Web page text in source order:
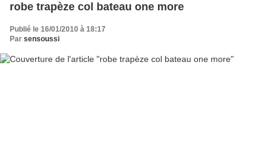
robe trapèze col bateau one more
Publié le 16/01/2010 à 18:17
Par sensoussi